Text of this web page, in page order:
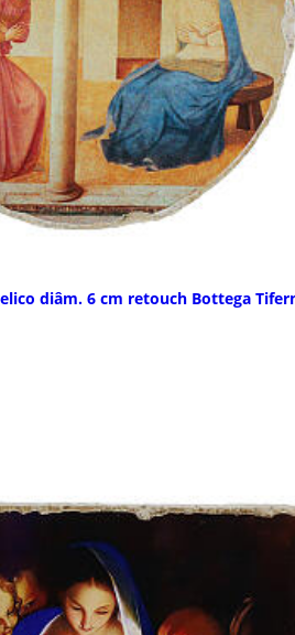
diâm. 6 cm retouch Bottega